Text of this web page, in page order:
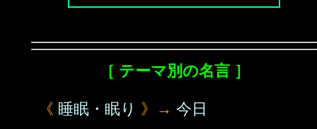
［ テーマ別の名言 ］
《 睡眠・眠り 》→ 今日